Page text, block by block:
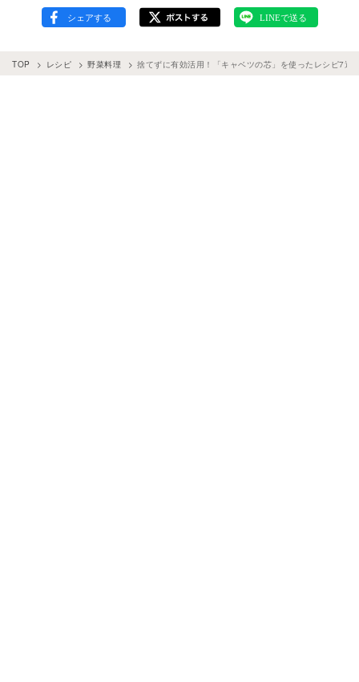
TOP レシピ 野菜料理 捨てずに有効活用！「キャベツの芯」を使ったレシピ7選